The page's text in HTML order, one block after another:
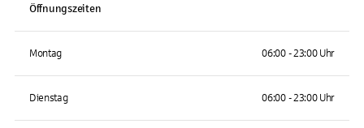
Öffnungszeiten
Montag 06:00 - 23:00 Uhr
Dienstag 06:00 - 23:00 Uhr